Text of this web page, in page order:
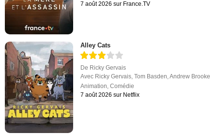
7 août 2026 sur France.TV
Alley Cats
De Ricky Gervais
Avec Ricky Gervais,Tom Basden,Andrew Brooke
Animation,Comédie
7 août 2026 sur Netflix